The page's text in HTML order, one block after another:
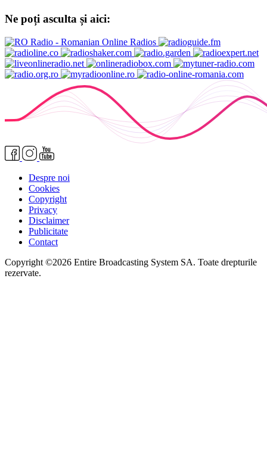
Ne poți asculta și aici:
Despre noi
Cookies
Copyright
Privacy
Disclaimer
Publicitate
Contact
Copyright ©2026 Entire Broadcasting System SA. Toate drepturile
rezervate.